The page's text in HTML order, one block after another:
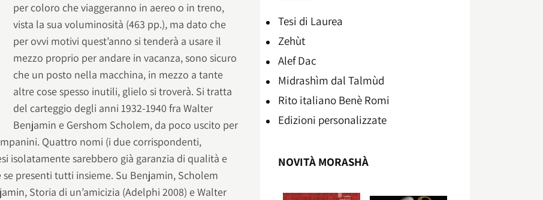
per coloro che viaggeranno in aereo o in treno,
vista la sua voluminosità (463 pp.), ma dato che
per ovvi motivi quest’anno si tenderà a usare il
mezzo proprio per andare in vacanza, sono sicuro
che un posto nella macchina, in mezzo a tante
altre cose spesso inutili, glielo si troverà. Si tratta
del carteggio degli anni 1932-1940 fra Walter
Benjamin e Gershom Scholem, da poco uscito per
Quattro nomi (i due corrispondenti,
isolatamente sarebbero già garanzia di qualità e
presenti tutti insieme. Su Benjamin, Scholem
Storia di un’amicizia (Adelphi 2008) e Walter
Tesi di Laurea
Zehùt
Alef Dac
Midrashìm dal Talmùd
Rito italiano Benè Romi​
Edizioni personalizzate
NOVITÀ MORASHÀ